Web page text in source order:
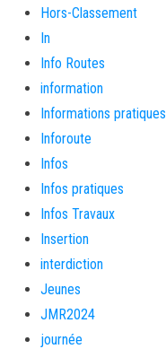
Hors-Classement
In
Info Routes
information
Informations pratiques
Inforoute
Infos
Infos pratiques
Infos Travaux
Insertion
interdiction
Jeunes
JMR2024
journée